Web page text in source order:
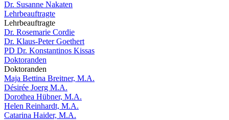
Dr. Susanne Nakaten
Lehrbeauftragte
Lehrbeauftragte
Dr. Rosemarie Cordie
Dr. Klaus-Peter Goethert
PD Dr. Konstantinos Kissas
Doktoranden
Doktoranden
Maja Bettina Breitner, M.A.
Désirée Joerg M.A.
Dorothea Hübner, M.A.
Helen Reinhardt, M.A.
Catarina Haider, M.A.